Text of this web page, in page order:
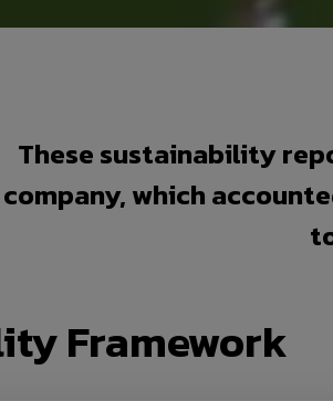
These sustainability
company, which
Framework